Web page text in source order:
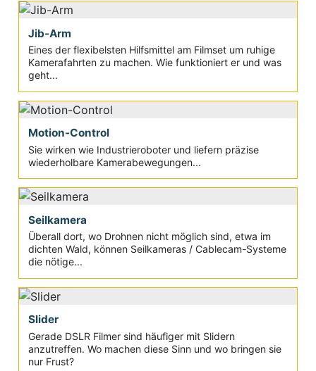
Jib-Arm
Eines der flexibelsten Hilfsmittel am Filmset um ruhige
Kamerafahrten zu machen. Wie funktioniert er und was
geht...
Motion-Control
Sie wirken wie Industrieroboter und liefern präzise
wiederholbare Kamerabewegungen...
Seilkamera
Überall dort, wo Drohnen nicht möglich sind, etwa im
dichten Wald, können Seilkameras / Cablecam-Systeme
die nötige...
Slider
Gerade DSLR Filmer sind häufiger mit Slidern
anzutreffen. Wo machen diese Sinn und wo bringen sie
nur Frust?